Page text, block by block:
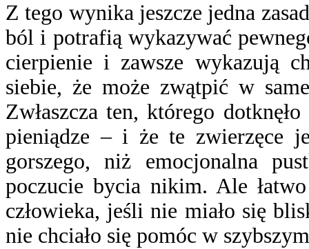
Z tego wynika jeszcze jedna
ból i potrafią wykazywać
cierpienie i zawsze wykazują
siebie, że może zwątpić w
Zwłaszcza ten, którego
pieniądze – i że te zwierzęce
gorszego, niż emocjonalna
poczucie bycia nikim. Ale
człowieka, jeśli nie miało się
nie chciało się pomóc w